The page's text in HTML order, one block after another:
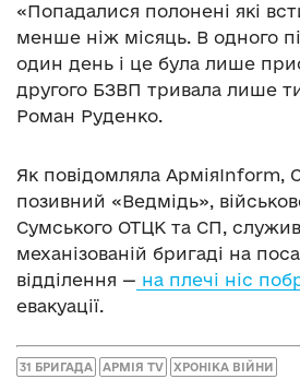
«Попадалися полонені які
менше ніж місяць. В одного
один день і це була лише
другого БЗВП тривала лише
Роман Руденко.
Як повідомляла АрміяInform,
позивний «Ведмідь»,
Сумського ОТЦК та СП, служив
механізованій бригаді на
відділення — на плечі ніс
евакуації.
31 БРИГАДА АРМІЯ TV ХРОНІКА ВІЙНИ